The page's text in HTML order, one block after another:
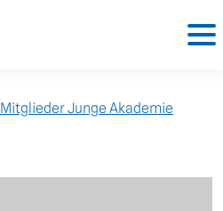
Mitglieder Junge Akademie